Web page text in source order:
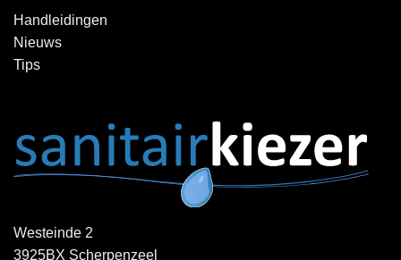
Handleidingen
Nieuws
Tips
Westeinde 2
3925BX Scherpenzeel